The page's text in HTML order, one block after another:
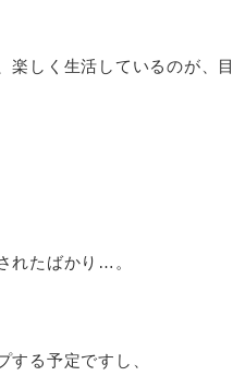
しく生活しているのが、
れたばかり…。
る予定ですし、